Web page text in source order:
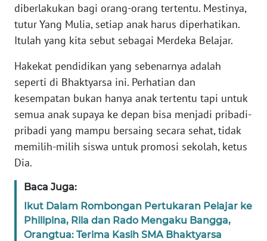
diberlakukan bagi orang-orang tertentu. Mestinya,
tutur Yang Mulia, setiap anak harus diperhatikan.
Itulah yang kita sebut sebagai Merdeka Belajar.
Hakekat pendidikan yang sebenarnya adalah
seperti di Bhaktyarsa ini. Perhatian dan
kesempatan bukan hanya anak tertentu tapi untuk
semua anak supaya ke depan bisa menjadi pribadi-
pribadi yang mampu bersaing secara sehat, tidak
memilih-milih siswa untuk promosi sekolah, ketus
Dia.
Baca Juga:
Ikut Dalam Rombongan Pertukaran Pelajar ke
Philipina, Rila dan Rado Mengaku Bangga,
Orangtua: Terima Kasih SMA Bhaktyarsa
WN
KEPRI
WN
PAPUA
BARAT
WN
WN
SERAMBI